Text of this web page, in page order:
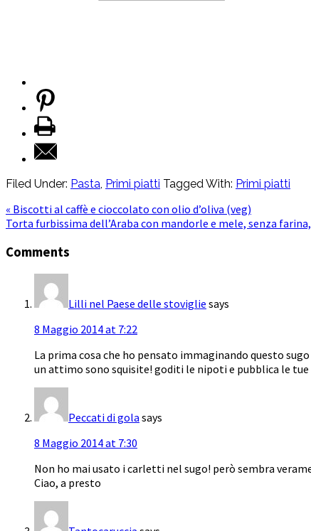
Filed Under: Pasta, Primi piatti Tagged With: Primi piatti
« Biscotti al caffè e cioccolato con olio d’oliva (veg)
Torta furbissima dell’Araba con mandorle e mele, senza
Comments
Lilli nel Paese delle stoviglie says
8 Maggio 2014 at 7:22
La prima cosa che ho pensato immaginando questo
un attimo sono squisite! goditi le nipoti e pubblica le tue
Peccati di gola says
8 Maggio 2014 at 7:30
Non ho mai usato i carletti nel sugo! però sembra
Ciao, a presto